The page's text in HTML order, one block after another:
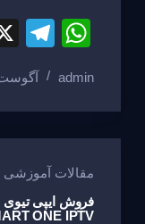
W
at
s
A
p
p
T
e
gr
a
m
admin آگوست 13,
مقالات آموزشی IPTV
فروش ایپی تیوی
ONE IPTV